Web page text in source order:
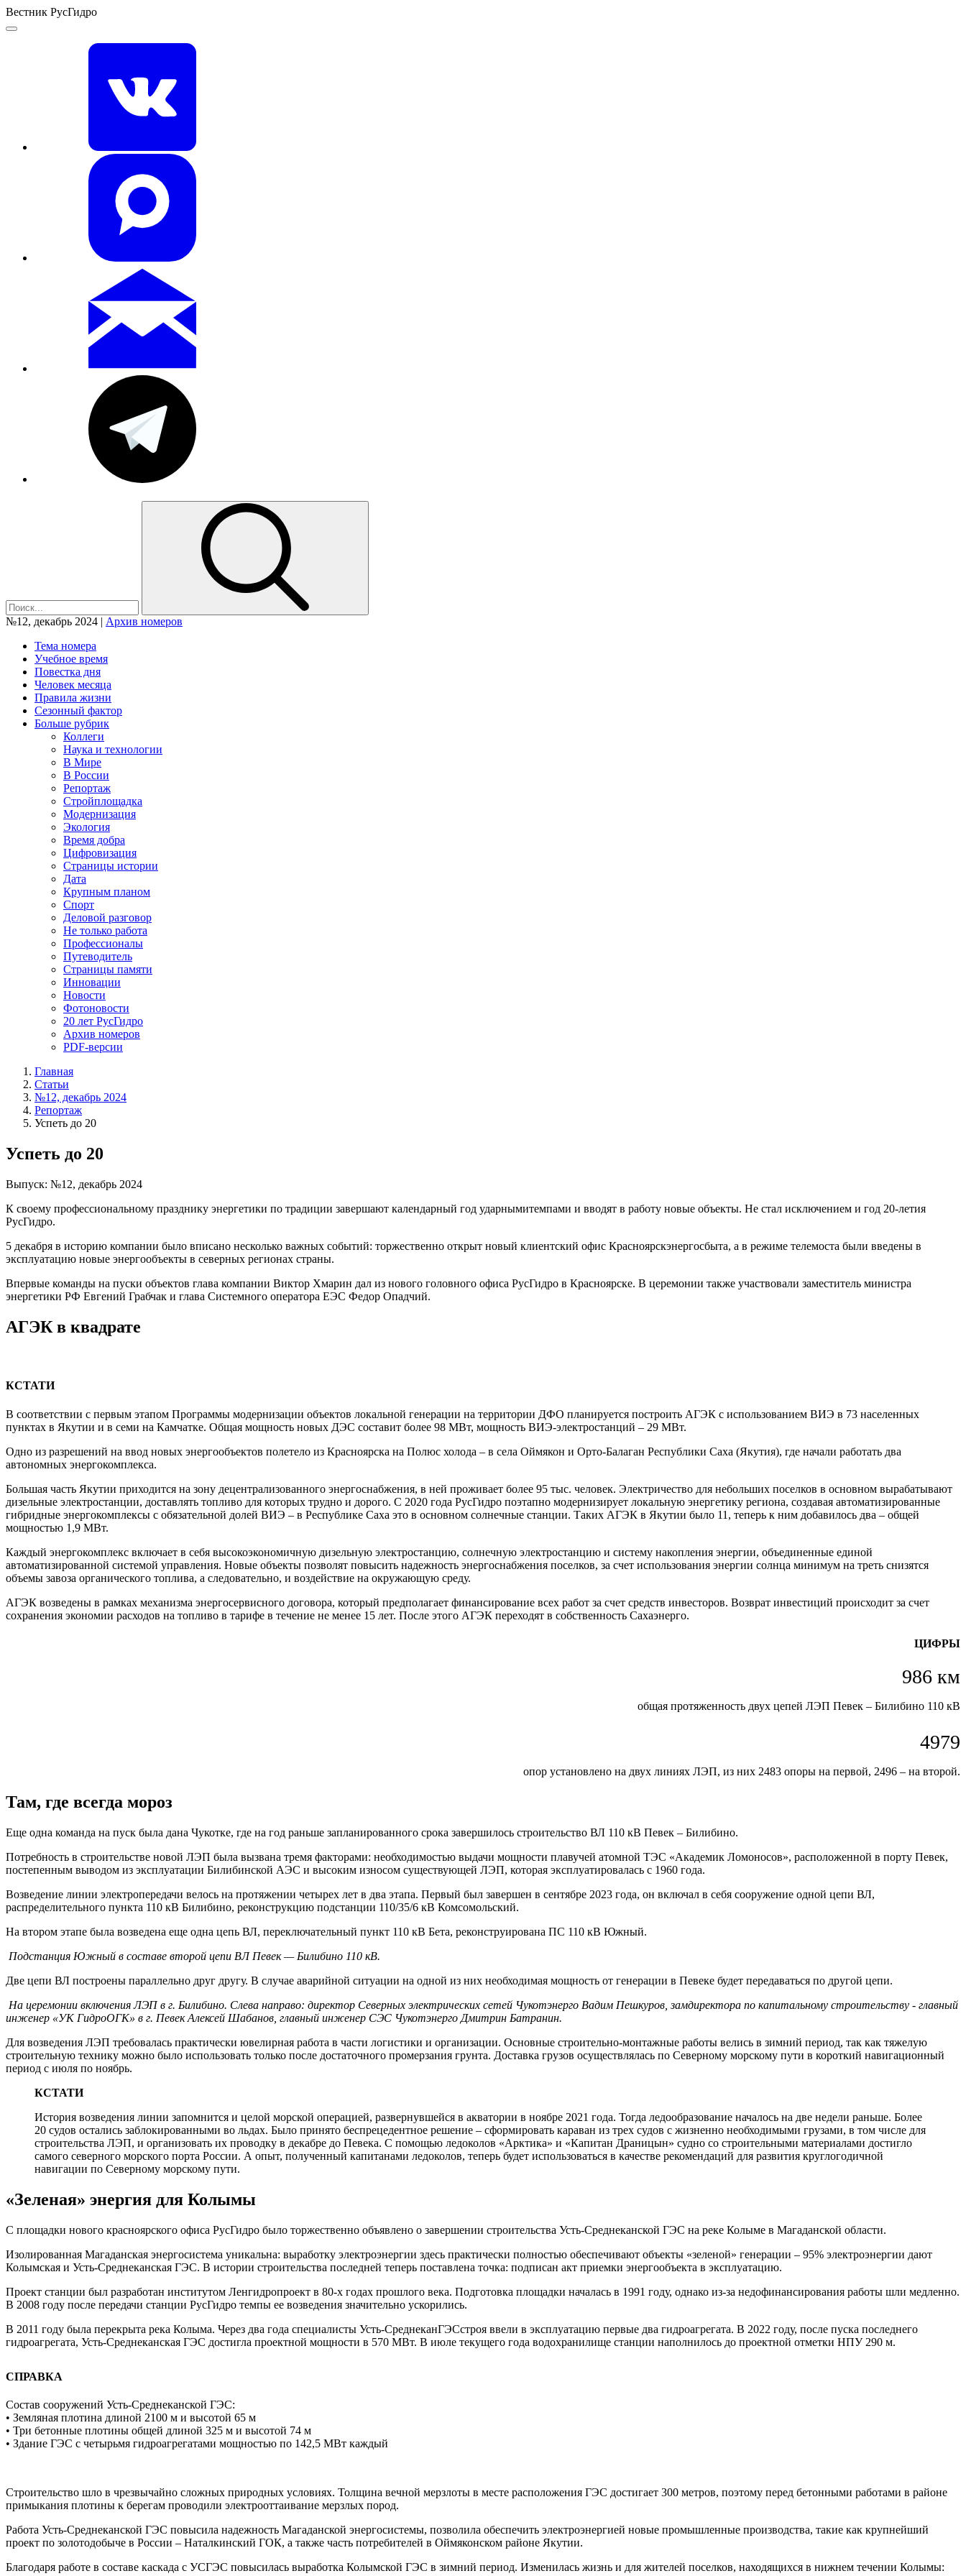
Вестник РусГидро
№12, декабрь 2024 | Архив номеров
Тема номера
Учебное время
Повестка дня
Человек месяца
Правила жизни
Сезонный фактор
Больше рубрик
Коллеги
Наука и технологии
В Мире
В России
Репортаж
Стройплощадка
Модернизация
Экология
Время добра
Цифровизация
Страницы истории
Дата
Крупным планом
Спорт
Деловой разговор
Не только работа
Профессионалы
Путеводитель
Страницы памяти
Инновации
Новости
Фотоновости
20 лет РусГидро
Архив номеров
PDF-версии
Главная
Статьи
№12, декабрь 2024
Репортаж
Успеть до 20
Успеть до 20
Выпуск: №12, декабрь 2024
К своему профессиональному празднику энергетики по традиции завершают календарный год ударнымитемпами и вводят в работу новые объекты. Не стал исключением и год 20-летия
РусГидро.
5 декабря в историю компании было вписано несколько важных событий: торжественно открыт новый клиентский офис Красноярскэнергосбыта, а в режиме телемоста были введены в
эксплуатацию новые энергообъекты в северных регионах страны.
Впервые команды на пуски объектов глава компании Виктор Хмарин дал из нового головного офиса РусГидро в Красноярске. В церемонии также участвовали заместитель министра
энергетики РФ Евгений Грабчак и глава Системного оператора ЕЭС Федор Опадчий.
АГЭК в квадрате
КСТАТИ
В соответствии с первым этапом Программы модернизации объектов локальной генерации на территории ДФО планируется построить АГЭК с использованием ВИЭ в 73 населенных
пунктах в Якутии и в семи на Камчатке. Общая мощность новых ДЭС составит более 98 МВт, мощность ВИЭ-электростанций – 29 МВт.
Одно из разрешений на ввод новых энергообъектов полетело из Красноярска на Полюс холода – в села Оймякон и Орто-Балаган Республики Саха (Якутия), где начали работать два
автономных энергокомплекса.
Большая часть Якутии приходится на зону децентрализованного энергоснабжения, в ней проживает более 95 тыс. человек. Электричество для небольших поселков в основном вырабатывают
дизельные электростанции, доставлять топливо для которых трудно и дорого. С 2020 года РусГидро поэтапно модернизирует локальную энергетику региона, создавая автоматизированные
гибридные энергокомплексы с обязательной долей ВИЭ – в Республике Саха это в основном солнечные станции. Таких АГЭК в Якутии было 11, теперь к ним добавилось два – общей
мощностью 1,9 МВт.
Каждый энергокомплекс включает в себя высокоэкономичную дизельную электростанцию, солнечную электростанцию и систему накопления энергии, объединенные единой
автоматизированной системой управления. Новые объекты позволят повысить надежность энергоснабжения поселков, за счет использования энергии солнца минимум на треть снизятся
объемы завоза органического топлива, а следовательно, и воздействие на окружающую среду.
АГЭК возведены в рамках механизма энергосервисного договора, который предполагает финансирование всех работ за счет средств инвесторов. Возврат инвестиций происходит за счет
сохранения экономии расходов на топливо в тарифе в течение не менее 15 лет. После этого АГЭК переходят в собственность Сахаэнерго.
ЦИФРЫ
986 км
общая протяженность двух цепей ЛЭП Певек – Билибино 110 кВ
4979
опор установлено на двух линиях ЛЭП, из них 2483 опоры на первой, 2496 – на второй.
Там, где всегда мороз
Еще одна команда на пуск была дана Чукотке, где на год раньше запланированного срока завершилось строительство ВЛ 110 кВ Певек – Билибино.
Потребность в строительстве новой ЛЭП была вызвана тремя факторами: необходимостью выдачи мощности плавучей атомной ТЭС «Академик Ломоносов», расположенной в порту Певек,
постепенным выводом из эксплуатации Билибинской АЭС и высоким износом существующей ЛЭП, которая эксплуатировалась с 1960 года.
Возведение линии электропередачи велось на протяжении четырех лет в два этапа. Первый был завершен в сентябре 2023 года, он включал в себя сооружение одной цепи ВЛ,
распределительного пункта 110 кВ Билибино, реконструкцию подстанции 110/35/6 кВ Комсомольский.
На втором этапе была возведена еще одна цепь ВЛ, переключательный пункт 110 кВ Бета, реконструирована ПС 110 кВ Южный.
Подстанция Южный в составе второй цепи ВЛ Певек — Билибино 110 кВ.
Две цепи ВЛ построены параллельно друг другу. В случае аварийной ситуации на одной из них необходимая мощность от генерации в Певеке будет передаваться по другой цепи.
На церемонии включения ЛЭП в г. Билибино. Слева направо: директор Северных электрических сетей Чукотэнерго Вадим Пешкуров, замдиректора по капитальному строительству - главный
инженер «УК ГидроОГК» в г. Певек Алексей Шабанов, главный инженер СЭС Чукотэнерго Дмитрин Батранин.
Для возведения ЛЭП требовалась практически ювелирная работа в части логистики и организации. Основные строительно-монтажные работы велись в зимний период, так как тяжелую
строительную технику можно было использовать только после достаточного промерзания грунта. Доставка грузов осуществлялась по Северному морскому пути в короткий навигационный
период с июля по ноябрь.
КСТАТИ
История возведения линии запомнится и целой морской операцией, развернувшейся в акватории в ноябре 2021 года. Тогда ледообразование началось на две недели раньше. Более
20 судов остались заблокированными во льдах. Было принято беспрецедентное решение – сформировать караван из трех судов с жизненно необходимыми грузами, в том числе для
строительства ЛЭП, и организовать их проводку в декабре до Певека. С помощью ледоколов «Арктика» и «Капитан Драницын» судно со строительными материалами достигло
самого северного морского порта России. А опыт, полученный капитанами ледоколов, теперь будет использоваться в качестве рекомендаций для развития круглогодичной
навигации по Северному морскому пути.
«Зеленая» энергия для Колымы
С площадки нового красноярского офиса РусГидро было торжественно объявлено о завершении строительства Усть-Среднеканской ГЭС на реке Колыме в Магаданской области.
Изолированная Магаданская энергосистема уникальна: выработку электроэнергии здесь практически полностью обеспечивают объекты «зеленой» генерации – 95% электроэнергии дают
Колымская и Усть-Среднеканская ГЭС. В истории строительства последней теперь поставлена точка: подписан акт приемки энергообъекта в эксплуатацию.
Проект станции был разработан институтом Ленгидропроект в 80-х годах прошлого века. Подготовка площадки началась в 1991 году, однако из-за недофинансирования работы шли медленно.
В 2008 году после передачи станции РусГидро темпы ее возведения значительно ускорились.
В 2011 году была перекрыта река Колыма. Через два года специалисты Усть-СреднеканГЭСстроя ввели в эксплуатацию первые два гидроагрегата. В 2022 году, после пуска последнего
гидроагрегата, Усть-Среднеканская ГЭС достигла проектной мощности в 570 МВт. В июле текущего года водохранилище станции наполнилось до проектной отметки НПУ 290 м.
СПРАВКА
Состав сооружений Усть-Среднеканской ГЭС:
•‎ Земляная плотина длиной 2100 м и высотой 65 м
•‎ Три бетонные плотины общей длиной 325 м и высотой 74 м
•‎ Здание ГЭС с четырьмя гидроагрегатами мощностью по 142,5 МВт каждый
Строительство шло в чрезвычайно сложных природных условиях. Толщина вечной мерзлоты в месте расположения ГЭС достигает 300 метров, поэтому перед бетонными работами в районе
примыкания плотины к берегам проводили электрооттаивание мерзлых пород.
Работа Усть-Среднеканской ГЭС повысила надежность Магаданской энергосистемы, позволила обеспечить электроэнергией новые промышленные производства, такие как крупнейший
проект по золотодобыче в России – Наталкинский ГОК, а также часть потребителей в Оймяконском районе Якутии.
Благодаря работе в составе каскада с УСГЭС повысилась выработка Колымской ГЭС в зимний период. Изменилась жизнь и для жителей поселков, находящихся в нижнем течении Колымы: